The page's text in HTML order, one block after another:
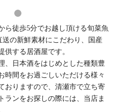
ら徒歩5分でお越し頂ける旬菜魚
の新鮮素材にこだわり、国産
供する居酒屋です。
、日本酒をはじめとした種類豊
時間をお過ごしいただける様々
おりますので、清瀬市で立ち寄
ランをお探しの際には、当店ま